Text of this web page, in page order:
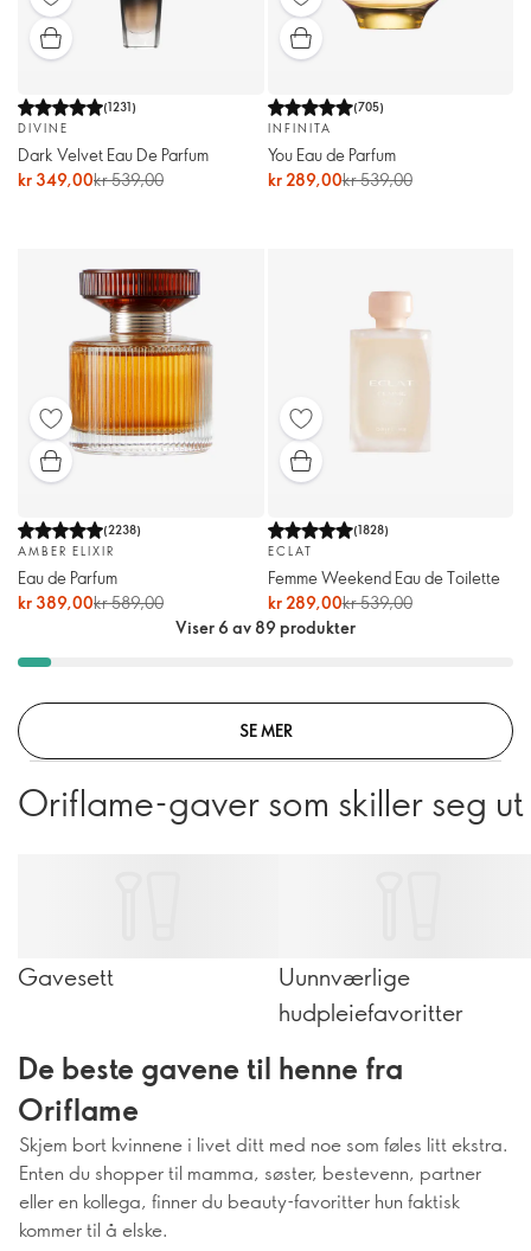
(1231)
DIVINE
Dark Velvet Eau De Parfum
kr 349,00kr 539,00
(705)
INFINITA
You Eau de Parfum
kr 289,00kr 539,00
(2238)
AMBER ELIXIR
Eau de Parfum
kr 389,00kr 589,00
(1828)
ECLAT
Femme Weekend Eau de Toilette
kr 289,00kr 539,00
Viser 6 av 89 produkter
SE MER
Oriflame-gaver som skiller seg ut
Gavesett
Uunnværlige
hudpleiefavoritter
De beste gavene til henne fra
Oriflame
Skjem bort kvinnene i livet ditt med noe som føles litt ekstra.
Enten du shopper til mamma, søster, bestevenn, partner
eller en kollega, finner du beauty-favoritter hun faktisk
kommer til å elske.